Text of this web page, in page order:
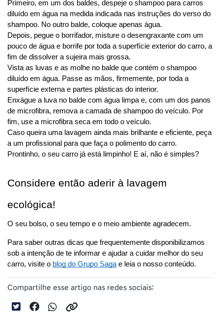
Primeiro, em um dos baldes, despeje o shampoo para carros
diluído em água na medida indicada nas instruções do verso do
shampoo. No outro balde, coloque apenas água.
Depois, pegue o borrifador, misture o desengraxante com um
pouco de água e borrife por toda a superfície exterior do carro, a
fim de dissolver a sujeira mais grossa.
Vista as luvas e as molhe no balde que contém o shampoo
diluído em água. Passe as mãos, firmemente, por toda a
superfície externa e partes plásticas do interior.
Enxágue a luva no balde com água limpa e, com um dos panos
de microfibra, remova a camada de shampoo do veículo. Por
fim, use a microfibra seca em todo o veículo.
Caso queira uma lavagem ainda mais brilhante e eficiente, peça
a um profissional para que faça o polimento do carro.
Prontinho, o seu carro já está limpinho! E aí, não é simples?
Considere então aderir à lavagem
ecológica!
O seu bolso, o seu tempo e o meio ambiente agradecem.
Para saber outras dicas que frequentemente disponibilizamos
sob a intenção de te informar e ajudar a cuidar melhor do seu
carro, visite o blog do Grupo Saga e leia o nosso conteúdo.
Compartilhe esse artigo nas redes sociais: